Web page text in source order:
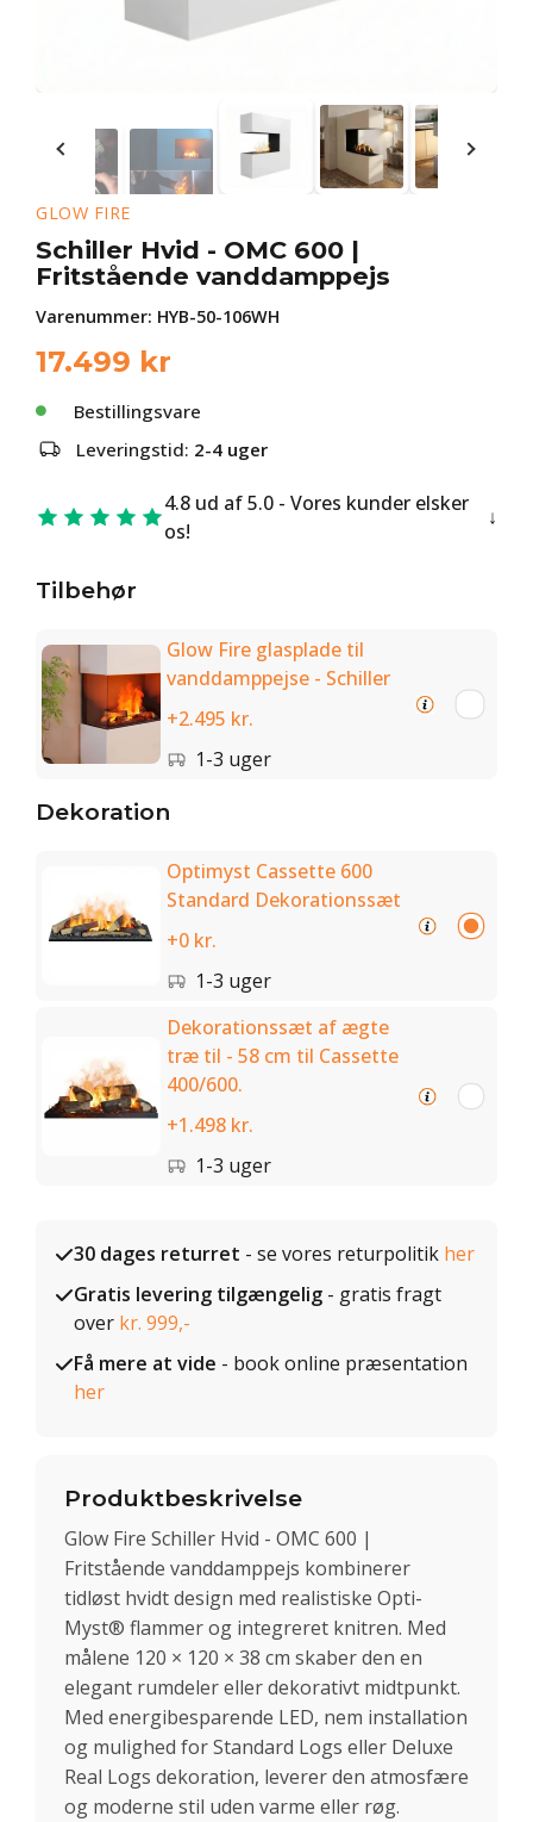
GLOW FIRE
Schiller Hvid - OMC 600 |
Fritstående vanddamppejs
Varenummer: HYB-50-106WH
17.499 kr
Bestillingsvare
Leveringstid: 2-4 uger
4.8 ud af 5.0 - Vores kunder elsker
os!
Tilbehør
Glow Fire glasplade til
vanddamppejse - Schiller
+2.495 kr.
1-3 uger
Dekoration
Optimyst Cassette 600
Standard Dekorationssæt
+0 kr.
1-3 uger
Dekorationssæt af ægte
træ til - 58 cm til Cassette
400/600.
+1.498 kr.
1-3 uger
30 dages returret - se vores returpolitik her
Gratis levering tilgængelig - gratis fragt
over kr. 999,-
Få mere at vide - book online præsentation
her
Produktbeskrivelse
Glow Fire Schiller Hvid - OMC 600 |
Fritstående vanddamppejs kombinerer
tidløst hvidt design med realistiske Opti-
Myst® flammer og integreret knitren. Med
målene 120 × 120 × 38 cm skaber den en
elegant rumdeler eller dekorativt midtpunkt.
Med energibesparende LED, nem installation
og mulighed for Standard Logs eller Deluxe
Real Logs dekoration, leverer den atmosfære
og moderne stil uden varme eller røg.